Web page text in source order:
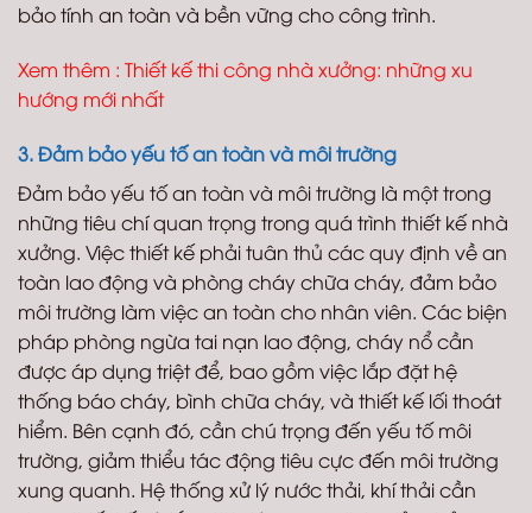
bảo tính an toàn và bền vững cho công trình.
Xem thêm : Thiết kế thi công nhà xưởng: những xu
hướng mới nhất
3. Đảm bảo yếu tố an toàn và môi trường
Đảm bảo yếu tố an toàn và môi trường là một trong
những tiêu chí quan trọng trong quá trình thiết kế nhà
xưởng. Việc thiết kế phải tuân thủ các quy định về an
toàn lao động và phòng cháy chữa cháy, đảm bảo
môi trường làm việc an toàn cho nhân viên. Các biện
pháp phòng ngừa tai nạn lao động, cháy nổ cần
được áp dụng triệt để, bao gồm việc lắp đặt hệ
thống báo cháy, bình chữa cháy, và thiết kế lối thoát
hiểm. Bên cạnh đó, cần chú trọng đến yếu tố môi
trường, giảm thiểu tác động tiêu cực đến môi trường
xung quanh. Hệ thống xử lý nước thải, khí thải cần